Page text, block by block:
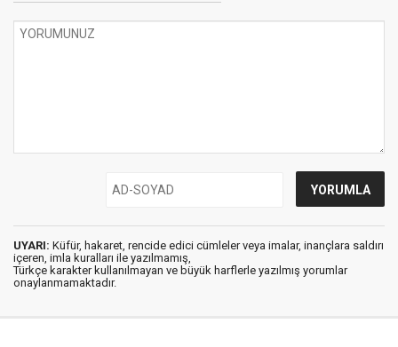
UYARI: Küfür, hakaret, rencide edici cümleler veya imalar, inançlara saldırı
içeren, imla kuralları ile yazılmamış,
Türkçe karakter kullanılmayan ve büyük harflerle yazılmış yorumlar
onaylanmamaktadır.